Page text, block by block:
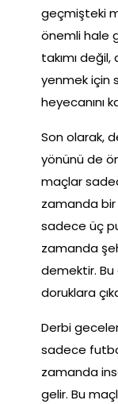
geçmişteki
önemli hale
takımı
yenmek için
heyecanını
Son olarak,
yönünü de
maçlar
zamanda bir
sadece üç
zamanda
demektir. Bu
doruklara
Derbi
sadece
zamanda
gelir. Bu